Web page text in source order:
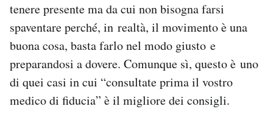
tenere presente ma da cui non bisogna farsi
spaventare perché, in realtà, il movimento è una
buona cosa, basta farlo nel modo giusto e
preparandosi a dovere. Comunque sì, questo è uno
di quei casi in cui “consultate prima il vostro
medico di fiducia” è il migliore dei consigli.